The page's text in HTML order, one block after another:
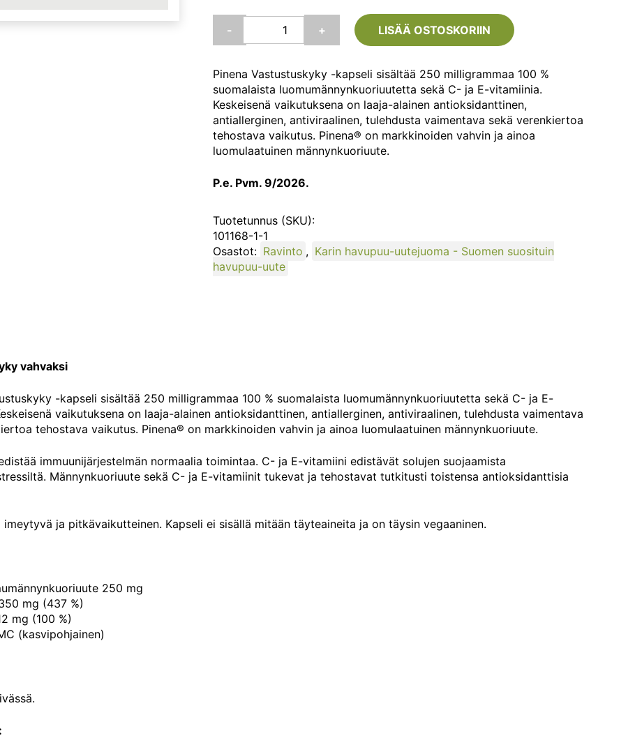
oli:
49,90 €.
on:
34,90 €.
-
Vastustuskyky
Vahva
250
mg
Luomu-
Männynkuoriuute
kaps.
määrä
+ LISÄÄ OSTOSKORIIN
Pinena Vastustuskyky -kapseli sisältää 250 milligrammaa 100 %
suomalaista luomumännynkuoriuutetta sekä C- ja E-vitamiinia.
Keskeisenä vaikutuksena on laaja-alainen antioksidanttinen,
antiallerginen, antiviraalinen, tulehdusta vaimentava sekä verenkiertoa
tehostava vaikutus. Pinena® on markkinoiden vahvin ja ainoa
luomulaatuinen männynkuoriuute.
P.e. Pvm. 9/2026.
Tuotetunnus (SKU):
101168-1-1
Osastot: Ravinto , Karin havupuu-uutejuoma - Suomen suosituin
havupuu-uute
vahvaksi
-kapseli sisältää 250 milligrammaa 100 % suomalaista luomumännynkuoriuutetta sekä C- ja E-
vaikutuksena on laaja-alainen antioksidanttinen, antiallerginen, antiviraalinen, tulehdusta vaimentava
tehostava vaikutus. Pinena® on markkinoiden vahvin ja ainoa luomulaatuinen männynkuoriuute.
immuunijärjestelmän normaalia toimintaa. C- ja E-vitamiini edistävät solujen suojaamista
Männynkuoriuute sekä C- ja E-vitamiinit tukevat ja tehostavat tutkitusti toistensa antioksidanttisia
imeytyvä ja pitkävaikutteinen. Kapseli ei sisällä mitään täyteaineita ja on täysin vegaaninen.
250 mg
mg (437 %)
mg (100 %)
(kasvipohjainen)